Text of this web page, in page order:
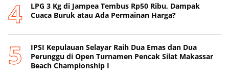
‎LPG 3 Kg di Jampea Tembus Rp50 Ribu, Dampak
Cuaca Buruk atau Ada Permainan Harga? ‎
IPSI Kepulauan Selayar Raih Dua Emas dan Dua
Perunggu di Open Turnamen Pencak Silat Makassar
Beach Championship I